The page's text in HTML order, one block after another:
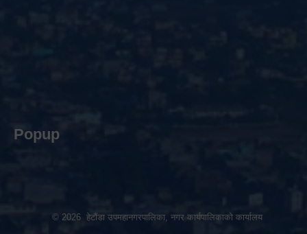
Popup
© 2026 हेटौंडा उपमहानगरपालिका, नगर कार्यपालिकाको कार्यालय